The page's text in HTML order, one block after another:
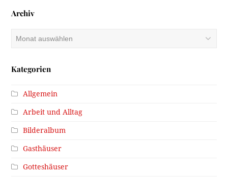
Archiv
Kategorien
Allgemein
Arbeit und Alltag
Bilderalbum
Gasthäuser
Gotteshäuser